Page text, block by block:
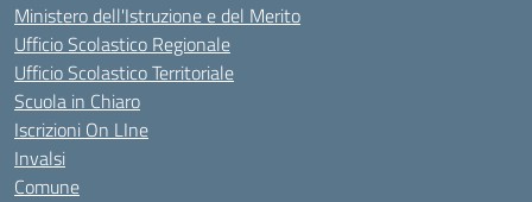
Ministero dell'Istruzione e del Merito
Ufficio Scolastico Regionale
Ufficio Scolastico Territoriale
Scuola in Chiaro
Iscrizioni On LIne
Invalsi
Comune